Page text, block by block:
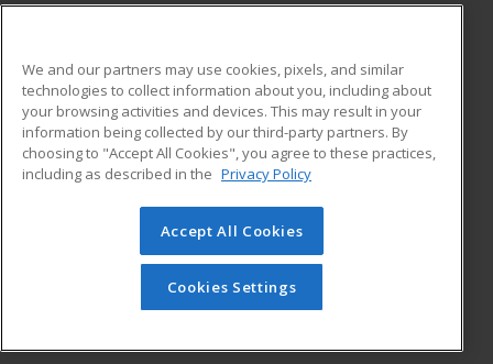
ADDITIONAL RESOURCES
Military
Financial Assistance
Help
Student Blog
© 2026 ed2go, a division of Cengage Learning. All rights
reserved. The material on this site cannot be reproduced or
redistributed unless you have obtained prior written
permission from Cengage Learning.Privacy Policy
We and our partners may use cookies, pixels, and similar
technologies to collect information about you, including about
your browsing activities and devices. This may result in your
information being collected by our third-party partners. By
choosing to "Accept All Cookies", you agree to these practices,
including as described in the Privacy Policy
Accept All Cookies
Cookies Settings